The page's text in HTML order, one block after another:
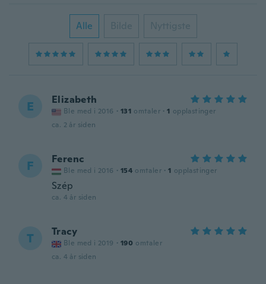
Alle Bilde Nyttigste
E Elizabeth
Ble med i 2016 · 131 omtaler · 1 opplastinger
ca. 2 år siden
F Ferenc
Ble med i 2016 · 154 omtaler · 1 opplastinger
Szép
ca. 4 år siden
T Tracy
Ble med i 2019 · 190 omtaler
ca. 4 år siden